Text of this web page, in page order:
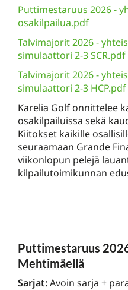
Puttimestaruus 2026 -
osakilpailua.pdf
Talvimajorit 2026 -
simulaattori 2-3 SCR.pdf
Talvimajorit 2026 -
simulaattori 2-3 HCP.pdf
Karelia Golf onnittelee
osakilpailuissa sekä
Kiitokset kaikille
seuraamaan Grande
viikonlopun pelejä
kilpailutoimikunnan
Puttimestaruus
Mehtimäellä
Sarjat:Avoin sarja +